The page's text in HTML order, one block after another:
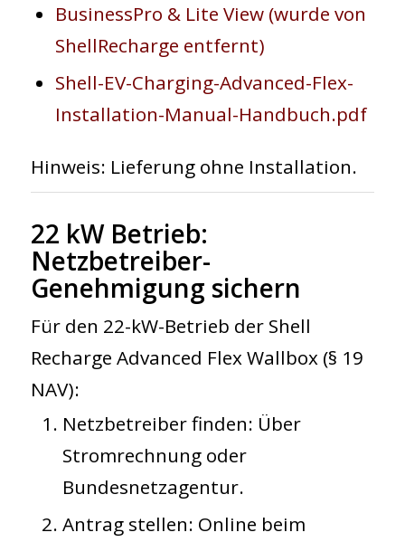
BusinessPro & Lite View (wurde von
ShellRecharge entfernt)
Shell-EV-Charging-Advanced-Flex-
Installation-Manual-Handbuch.pdf
Hinweis: Lieferung ohne Installation.
22 kW Betrieb:
Netzbetreiber-
Genehmigung sichern
Für den 22-kW-Betrieb der Shell
Recharge Advanced Flex Wallbox(§ 19
NAV):
Netzbetreiber finden: Über
Stromrechnung oder
Bundesnetzagentur.
Antrag stellen: Online beim